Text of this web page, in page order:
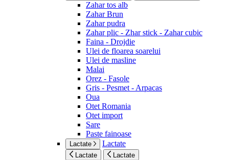
Zahar tos alb
Zahar Brun
Zahar pudra
Zahar plic - Zhar stick - Zahar cubic
Faina - Drojdie
Ulei de floarea soarelui
Ulei de masline
Malai
Orez - Fasole
Gris - Pesmet - Arpacas
Oua
Otet Romania
Otet import
Sare
Paste fainoase
Lactate Lactate
Lactate Lactate